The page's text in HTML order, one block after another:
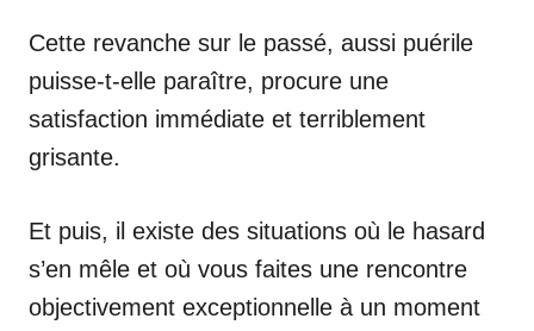
Cette revanche sur le passé, aussi puérile
puisse-t-elle paraître, procure une
satisfaction immédiate et terriblement
grisante.
Et puis, il existe des situations où le hasard
s’en mêle et où vous faites une rencontre
objectivement exceptionnelle à un moment